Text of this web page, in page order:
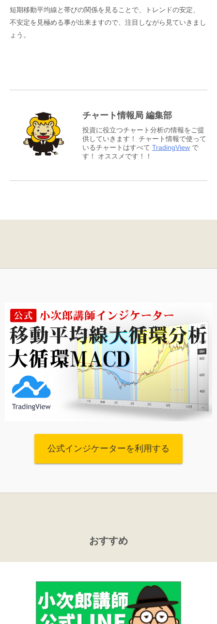
短期移動平均線と帯びの関係を見ることで、トレンドの安定、
不安定を見極める事が出来ますので、注目しながら見ていきまし
ょう。
チャート情報局 編集部
投資に役立つチャート分析の情報をご提
供していきます！ チャート情報で使って
いるチャートはすべて TradingView で
す！ オススメです！！
公式インジケーターを利用する
おすすめ